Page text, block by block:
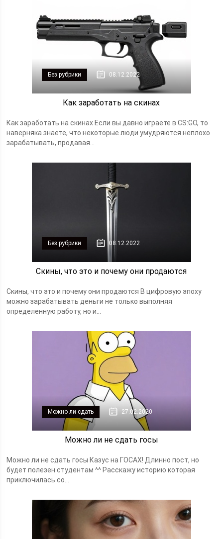
Без рубрики 08.12.2022
Как заработать на скинах
Как заработать на скинах Если вы давно играете в CS:GO, то
наверняка знаете, что некоторые люди умудряются неплохо
зарабатывать, продавая...
Без рубрики 08.12.2022
Скины, что это и почему они продаются
Скины, что это и почему они продаются В цифровую эпоху
можно зарабатывать деньги не только выполняя
определенную работу, но и...
Можно ли сдать 27.02.2020
Можно ли не сдать госы
Можно ли не сдать госы Казус на ГОСАХ! Длинно пост, но
будет полезен студентам ^^ Расскажу историю которая
приключилась со...